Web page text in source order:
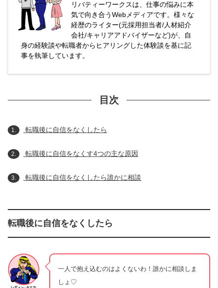
リバティーワークスは、仕事の悩みに本
気で向き合うWebメディアです。様々な
経歴のライター(元採用担当者/人材紹介
会社/キャリアアドバイザーなど)が、自
身の経験談や転職者からヒアリングした体験談を基に記
事を執筆しています。
目次
1. 転職後に自信をなくしたら
2. 転職後に自信をなくす4つの主な原因
3. 転職後に自信をなくしたら誰かに相談
転職後に自信をなくしたら
一人で抱え込むのはよくないわ！誰かに相談しま
しょ♡